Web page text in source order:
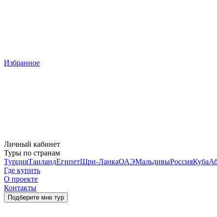
Избранное
Личный кабинет
Туры по странам
ТурцияТаиландЕгипетШри-ЛанкаОАЭМальдивыРоссияКуба
Где купить
О проекте
Контакты
Подберите мне тур